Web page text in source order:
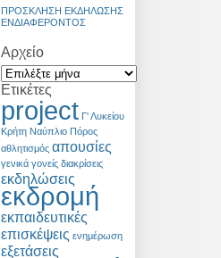
ΠΡΟΣΚΛΗΣΗ ΕΚΔΗΛΩΣΗΣ
ΕΝΔΙΑΦΕΡΟΝΤΟΣ
Αρχείο
Ετικέτες
project Γ' Λυκείου
Κρήτη Ναύπλιο Πόρος
αθλητισμός απουσίες
γενικά γονείς διακρίσεις
εκδηλώσεις
εκδρομή
εκπαιδευτικές
επισκέψεις ενημέρωση
εξετάσεις